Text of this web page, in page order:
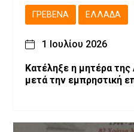
ΓΡΕΒΕΝΆ ΕΛΛΆΔΑ
1 Ιουλίου 2026
Κατέληξε η μητέρα
μετά την εμπρηστική